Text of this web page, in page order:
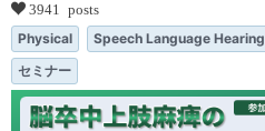
3941 posts
Physical Speech Language Hearing
セミナー